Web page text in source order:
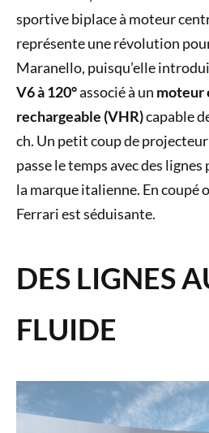
sportive biplace à moteur
représente une révolution
Maranello, puisqu’elle
V6 à 120°associé à un moteur
rechargeable (VHR)capable
ch. Un petit coup de
passe le temps avec des
la marque italienne. En coupé
Ferrari est séduisante.
DES LIGNES
FLUIDE